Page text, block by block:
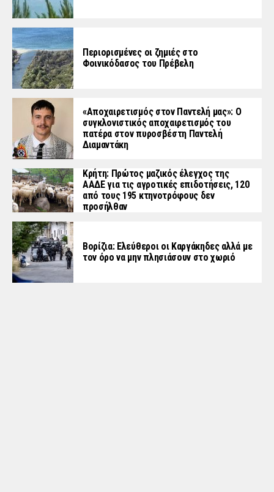
Περιορισμένες οι ζημιές στο
Φοινικόδασος του Πρέβελη
«Aποχαιρετισμός στον Παντελή μας»: Ο
συγκλονιστικός αποχαιρετισμός του
πατέρα στον πυροσβέστη Παντελή
Διαμαντάκη
Κρήτη: Πρώτος μαζικός έλεγχος της
ΑΑΔΕ για τις αγροτικές επιδοτήσεις, 120
από τους 195 κτηνοτρόφους δεν
προσήλθαν
Βορίζια: Ελεύθεροι οι Καργάκηδες αλλά με
τον όρο να μην πλησιάσουν στο χωριό